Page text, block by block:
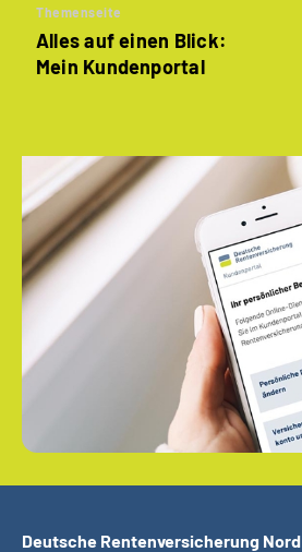
Themenseite
Alles auf einen Blick:
Mein Kundenportal
Deutsche Rentenversicherung Nord